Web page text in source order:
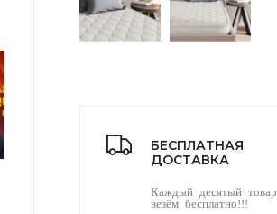
БЕСПЛАТНАЯ
ДОСТАВКА
Каждый десятый товар
везём бесплатно!!!